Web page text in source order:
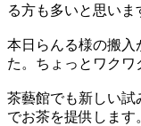
る方も多いと思いま
本日らんる様の搬入
た。ちょっとワクワ
茶藝館でも新しい試
でお茶を提供します